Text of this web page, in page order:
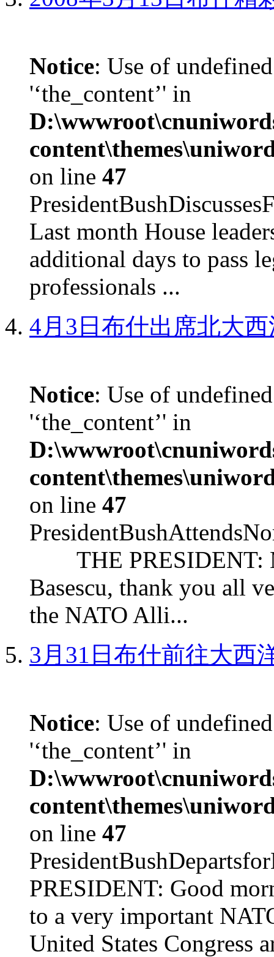
Notice: Use of
'‘the_content’' in
on line 47
Last month House
additional days to pass
professionals ...
4月3日布什出席北大
Notice: Use of
'‘the_content’' in
on line 47
THE PRESIDENT:
Basescu, thank you all
the NATO Alli...
3月31日布什前往大西
Notice: Use of
'‘the_content’' in
on line 47
PRESIDENT: Good
to a very important
United States Congress